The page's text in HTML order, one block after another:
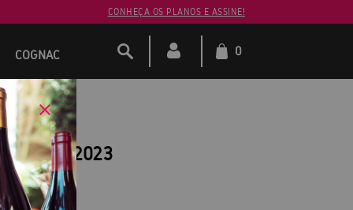
CONHEÇA OS PLANOS E ASSINE!
COGNAC 0
2023